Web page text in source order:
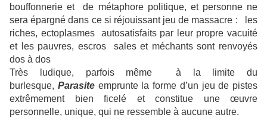
bouffonnerie et de métaphore politique, et personne ne
sera épargné dans ce si réjouissant jeu de massacre : les
riches, ectoplasmes autosatisfaits par leur propre vacuité
et les pauvres, escros sales et méchants sont renvoyés
dos à dos
Très ludique, parfois même à la limite du
burlesque, Parasite emprunte la forme d’un jeu de pistes
extrêmement bien ficelé et constitue une œuvre
personnelle, unique, qui ne ressemble à aucune autre.